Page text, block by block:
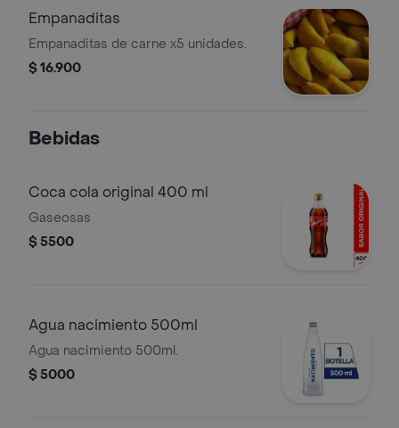
Empanaditas
Empanaditas de carne x5 unidades.
$ 16.900
Bebidas
Coca cola original 400 ml
Gaseosas
$ 5500
Agua nacimiento 500ml
Agua nacimiento 500ml.
$ 5000